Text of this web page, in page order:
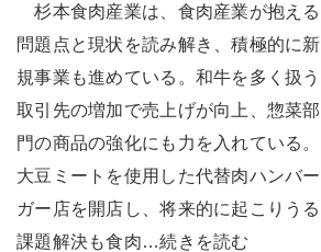
杉本食肉産業は、食肉産業が抱える
問題点と現状を読み解き、積極的に新
規事業も進めている。和牛を多く扱う
取引先の増加で売上げが向上、惣菜部
門の商品の強化にも力を入れている。
大豆ミートを使用した代替肉ハンバー
ガー店を開店し、将来的に起こりうる
課題解決も食肉…続きを読む